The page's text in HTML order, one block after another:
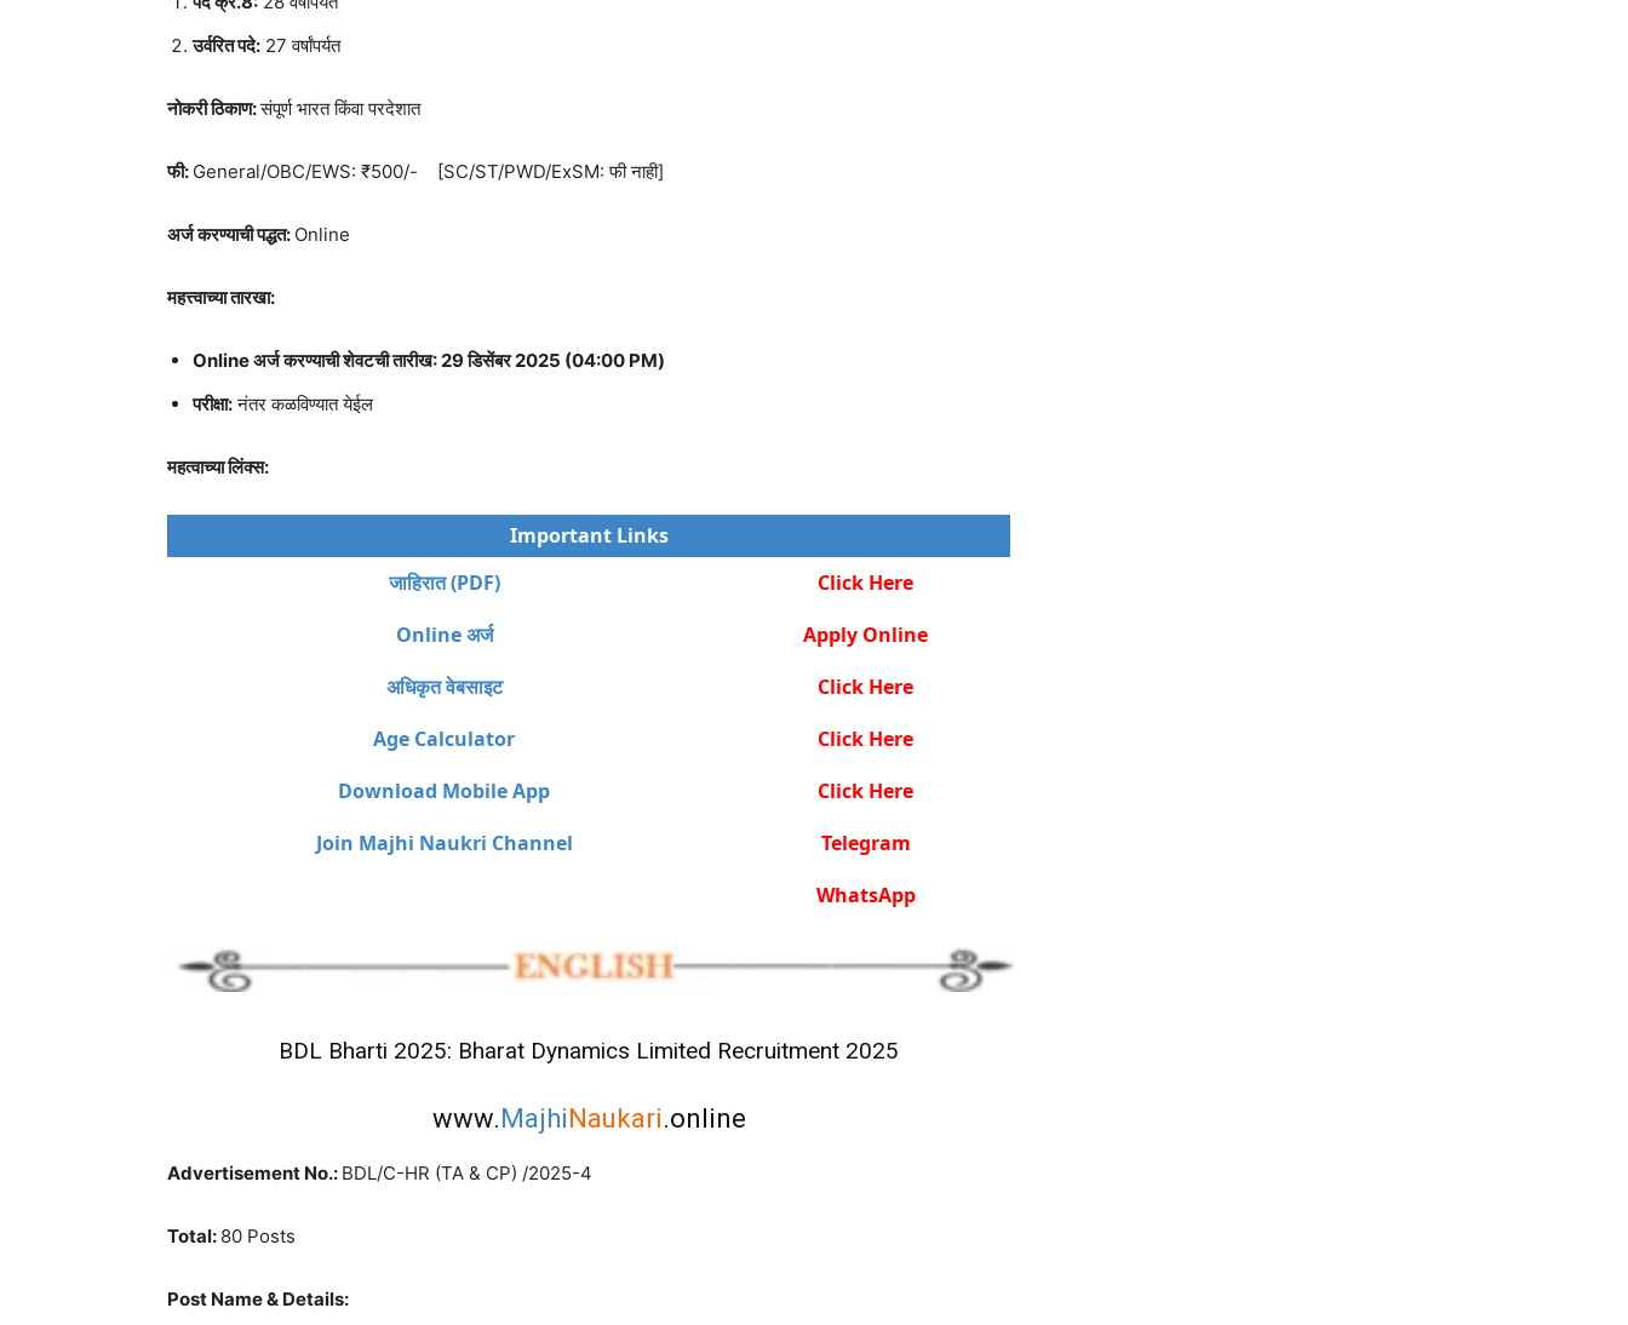
उर्वरित पदे: 27 वर्षांपर्यत
नोकरी ठिकाण:संपूर्ण भारत किंवा परदेशात
फी: General/OBC/EWS: ₹500/- [SC/ST/PWD/ExSM: फी नाही]
अर्ज करण्याची पद्धत: Online
महत्त्वाच्या तारखा:
Online अर्ज करण्याची शेवटची तारीख: 29 डिसेंबर 2025 (04:00 PM)
परीक्षा:नंतर कळविण्यात येईल
महत्वाच्या लिंक्स:
Important Links
जाहिरात (PDF)
Click Here
Online अर्ज
Apply Online
अधिकृत वेबसाइट
Click Here
Age Calculator
Click Here
Download Mobile App
Click Here
Join Majhi Naukri Channel
Telegram
WhatsApp
BDL Bharti 2025: Bharat Dynamics Limited Recruitment 2025
www.MajhiNaukari.online
Advertisement No.: BDL/C-HR (TA & CP) /2025-4
Total: 80 Posts
Post Name & Details: